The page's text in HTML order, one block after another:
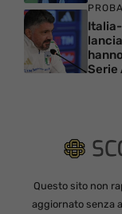
Serie
Questo sito non
aggiornato senza